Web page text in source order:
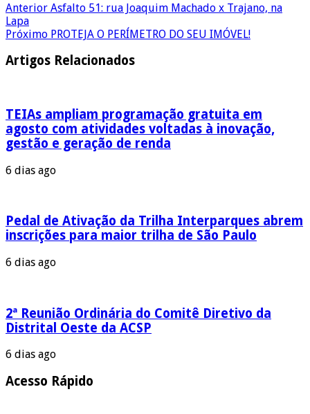
Anterior Asfalto 51: rua Joaquim Machado x Trajano, na
Lapa
Próximo PROTEJA O PERÍMETRO DO SEU IMÓVEL!
Artigos Relacionados
TEIAs ampliam programação gratuita em
agosto com atividades voltadas à inovação,
gestão e geração de renda
6 dias ago
Pedal de Ativação da Trilha Interparques abrem
inscrições para maior trilha de São Paulo
6 dias ago
2ª Reunião Ordinária do Comitê Diretivo da
Distrital Oeste da ACSP
6 dias ago
Acesso Rápido